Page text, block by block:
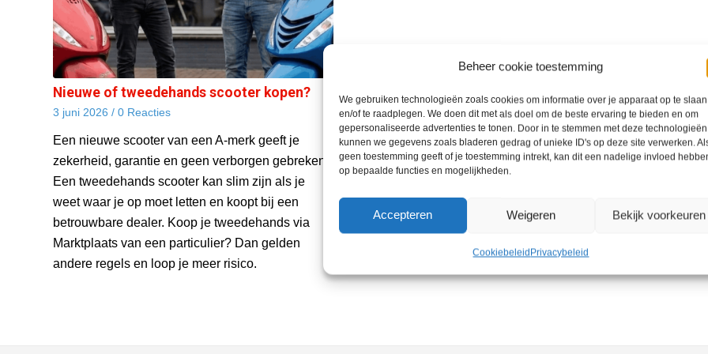
Beheer cookie toestemming
We gebruiken technologieën zoals cookies om informatie over je apparaat op te slaan
en/of te raadplegen. We doen dit met als doel om de beste ervaring te bieden en om
gepersonaliseerde advertenties te tonen. Door in te stemmen met deze technologieën
kunnen we gegevens zoals bladeren gedrag of unieke ID's op deze site verwerken.
geen toestemming geeft of je toestemming intrekt, kan dit een nadelige invloed
op bepaalde functies en mogelijkheden.
Accepteren Weigeren Bekijk voorkeuren
CookiebeleidPrivacybeleid
Nieuwe of tweedehands scooter kopen?
3 juni 2026 / 0 Reacties
Een nieuwe scooter van een A-merk geeft je
zekerheid, garantie en geen verborgen gebreken.
Een tweedehands scooter kan slim zijn als je
weet waar je op moet letten en koopt bij een
betrouwbare dealer. Koop je tweedehands via
Marktplaats van een particulier? Dan gelden
andere regels en loop je meer risico.